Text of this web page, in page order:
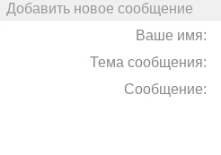
Добавить новое сообщение
Ваше имя:
Тема сообщения:
Сообщение: